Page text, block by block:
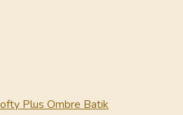
Plus Ombre Batik